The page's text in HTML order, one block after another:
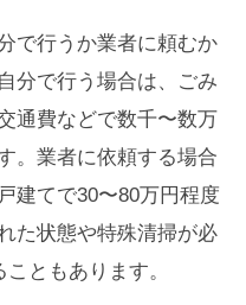
で行うか業者に頼むか
分で行う場合は、ごみ
通費などで数千〜数万
。業者に依頼する場合
建てで30〜80万円程度
た状態や特殊清掃が必
ともあります。